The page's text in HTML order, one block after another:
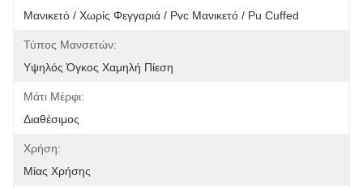
Μανικετό / Χωρίς Φεγγαριά / Pvc Μανικετό / Pu Cuffed
Τύπος Μανσετών:
Υψηλός Όγκος Χαμηλή Πίεση
Μάτι Μέρφι:
Διαθέσιμος
Χρήση:
Μίας Χρήσης